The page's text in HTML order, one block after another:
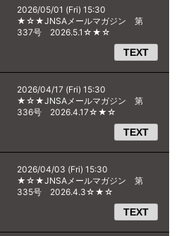
2026/05/01 (Fri) 15:30
★☆★JNSAメールマガジン 第
337号 2026.5.1☆★☆
TEXT
2026/04/17 (Fri) 15:30
★☆★JNSAメールマガジン 第
336号 2026.4.17☆★☆
TEXT
2026/04/03 (Fri) 15:30
★☆★JNSAメールマガジン 第
335号 2026.4.3☆★☆
TEXT